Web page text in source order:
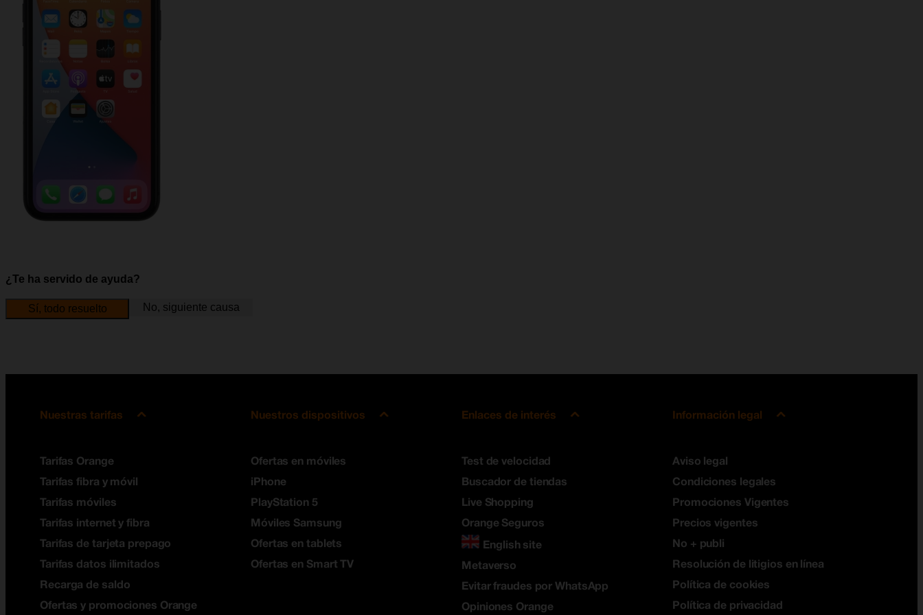
¿Te ha servido de ayuda?
Sí, todo resuelto No, siguiente causa
Nuestras tarifas
Tarifas Orange
Tarifas fibra y móvil
Tarifas móviles
Tarifas internet y fibra
Tarifas de tarjeta prepago
Tarifas datos ilimitados
Recarga de saldo
Ofertas y promociones Orange
Nuestros dispositivos
Ofertas en móviles
iPhone
PlayStation 5
Móviles Samsung
Ofertas en tablets
Ofertas en Smart TV
Enlaces de interés
Test de velocidad
Buscador de tiendas
Live Shopping
Orange Seguros
English site
Metaverso
Evitar fraudes por WhatsApp
Opiniones Orange
Información legal
Aviso legal
Condiciones legales
Promociones Vigentes
Precios vigentes
No + publi
Resolución de litigios en línea
Política de cookies
Política de privacidad